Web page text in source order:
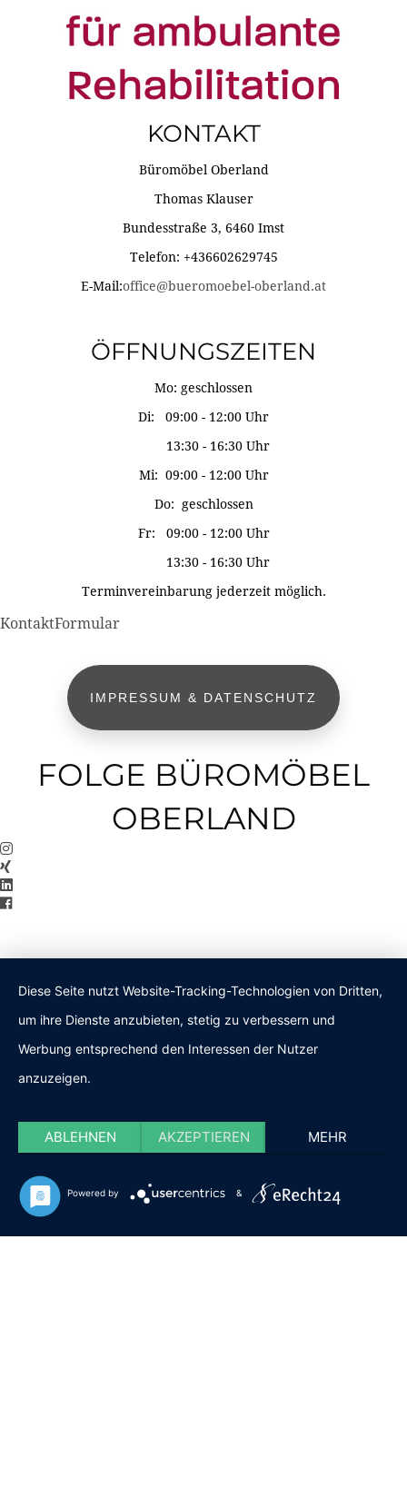
KONTAKT
Büromöbel Oberland
Thomas Klauser
Bundesstraße 3, 6460 Imst
Telefon: +436602629745
E-Mail:office@bueromoebel-oberland.at
ÖFFNUNGSZEITEN
Mo: geschlossen
Di: 09:00 - 12:00 Uhr
13:30 - 16:30 Uhr
Mi: 09:00 - 12:00 Uhr
Do: geschlossen
Fr: 09:00 - 12:00 Uhr
13:30 - 16:30 Uhr
Terminvereinbarung jederzeit möglich.
KontaktFormular
IMPRESSUM & DATENSCHUTZ
FOLGE BÜROMÖBEL
OBERLAND
Diese Seite nutzt Website-Tracking-Technologien von Dritten,
um ihre Dienste anzubieten, stetig zu verbessern und
Werbung entsprechend den Interessen der Nutzer
anzuzeigen.
ABLEHNEN AKZEPTIEREN MEHR
Powered by &